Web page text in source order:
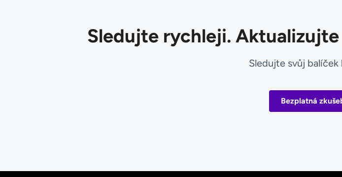
Sledujte rychleji.
Sledujte svůj
Bezplatná